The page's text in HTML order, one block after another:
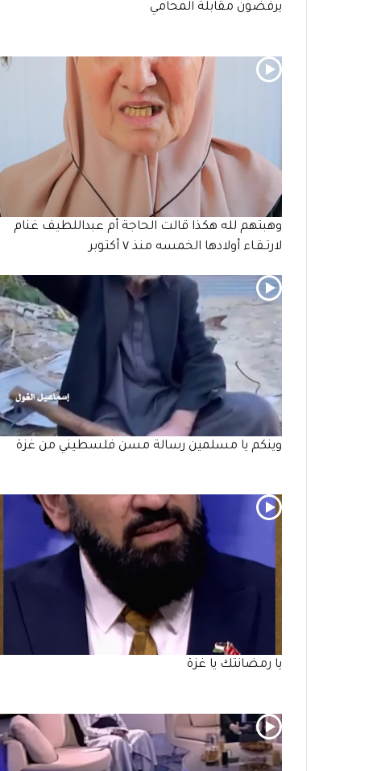
يرفضون مقابلة المحامي
وهبتهم لله هكذا قالت الحاجة أم عبداللطيف غنام
لارتـقـاء أولادها الخمسه منذ ٧ أكتوبر
وينكم يا مسلمين رسالة مسن فلسطيني من غزة
يا رمضانتك يا غزة